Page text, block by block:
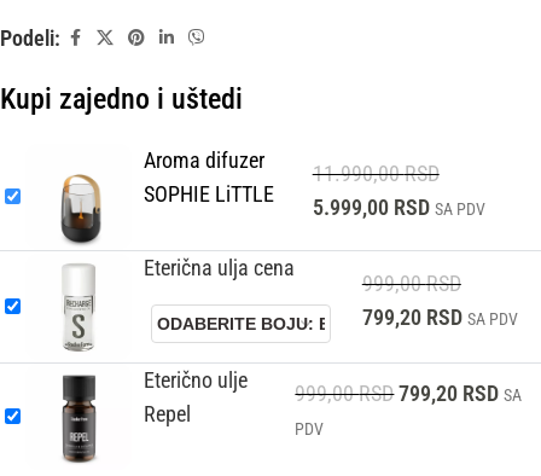
Podeli:
Kupi zajedno i uštedi
Aroma difuzer
SOPHIE LiTTLE
11.990,00RSD
5.999,00 RSD SA PDV
Eterična ulja cena
999,00RSD
799,20 RSD SA PDV
Eterično ulje
Repel
999,00RSD799,20 RSD SA
PDV